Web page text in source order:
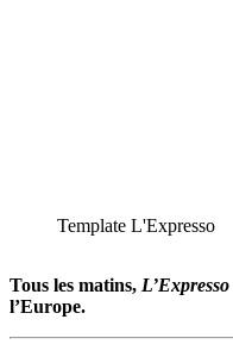
Template L'Expresso
Tous les matins, L’Expresso
l’Europe.